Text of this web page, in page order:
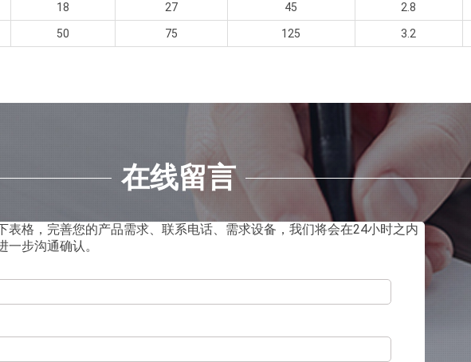
18 27 45 2.8
50 75 125 3.2
在线留言
表格，完善您的产品需求、联系电话、需求设备，我们将会在24小时之内
一步沟通确认。